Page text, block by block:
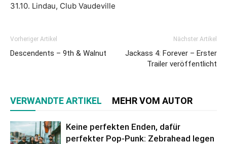
31.10. Lindau, Club Vaudeville
Vorheriger Artikel
Descendents – 9th & Walnut
Nächster Artikel
Jackass 4: Forever – Erster
Trailer veröffentlicht
VERWANDTE ARTIKEL MEHR VOM AUTOR
Keine perfekten Enden, dafür
perfekter Pop-Punk: Zebrahead legen